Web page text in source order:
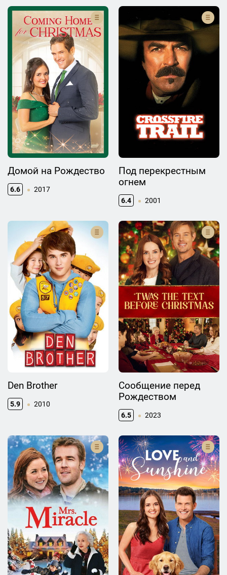
Домой на Рождество
6.6 2017
Под перекрестным
огнем
6.4 2001
Den Brother
5.9 2010
Сообщение перед
Рождеством
6.5 2023